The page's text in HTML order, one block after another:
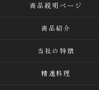
商品説明ページ
商品紹介
当社の特徴
精進料理